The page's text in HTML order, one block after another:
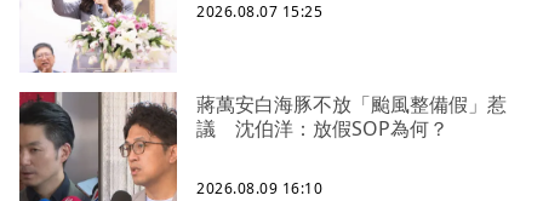
2026.08.07 15:25
蔣萬安白海豚不放「颱風整備假」惹
議 沈伯洋：放假SOP為何？
2026.08.09 16:10